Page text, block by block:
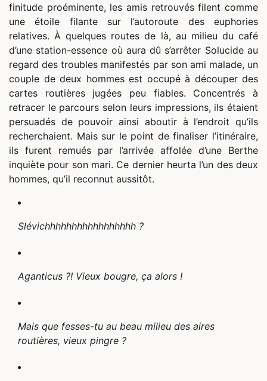
finitude proéminente, les amis retrouvés filent comme
une étoile filante sur l’autoroute des euphories
relatives. À quelques routes de là, au milieu du café
d’une station-essence où aura dû s’arrêter Solucide au
regard des troubles manifestés par son ami malade, un
couple de deux hommes est occupé à découper des
cartes routières jugées peu fiables. Concentrés à
retracer le parcours selon leurs impressions, ils étaient
persuadés de pouvoir ainsi aboutir à l’endroit qu’ils
recherchaient. Mais sur le point de finaliser l’itinéraire,
ils furent remués par l’arrivée affolée d’une Berthe
inquiète pour son mari. Ce dernier heurta l’un des deux
hommes, qu’il reconnut aussitôt.
Slévichhhhhhhhhhhhhhhhh ?
Aganticus ?! Vieux bougre, ça alors !
Mais que fesses-tu au beau milieu des aires
routières, vieux pingre ?